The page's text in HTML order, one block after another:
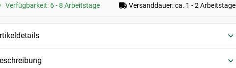
Verfügbarkeit: 6 - 8 Arbeitstage Versanddauer: ca. 1 - 2 Arbeitstage